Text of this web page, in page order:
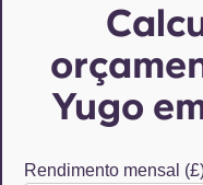
Yugo
Rendimento mensal